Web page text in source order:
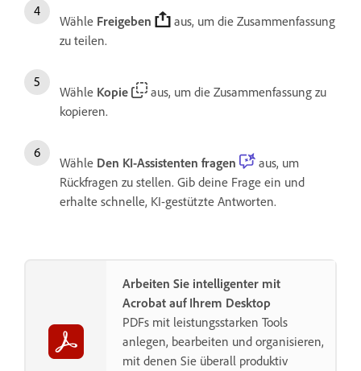
Wähle Freigeben
aus, um die Zusammenfassung
zu teilen.
Wähle Kopie
aus, um die Zusammenfassung zu
kopieren.
Wähle Den KI-Assistenten fragen
aus, um
Rückfragen zu stellen. Gib deine Frage ein und
erhalte schnelle, KI-gestützte Antworten.
Arbeiten Sie intelligenter mit
Acrobat auf Ihrem Desktop
PDFs mit leistungsstarken Tools
anlegen, bearbeiten und organisieren,
mit denen Sie überall produktiv